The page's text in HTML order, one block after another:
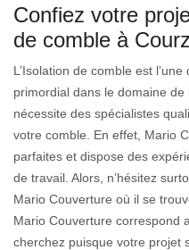
Confiez votre
de comble à
L’Isolation de comble est
primordial dans le domaine
nécessite des spécialistes
votre comble. En effet, Mario
parfaites et dispose des
de travail. Alors, n’hésitez
Mario Couverture où il se
Mario Couverture correspond
cherchez puisque votre projet